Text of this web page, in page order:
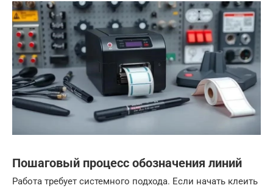
Пошаговый процесс обозначения линий
Работа требует системного подхода. Если начать клеить